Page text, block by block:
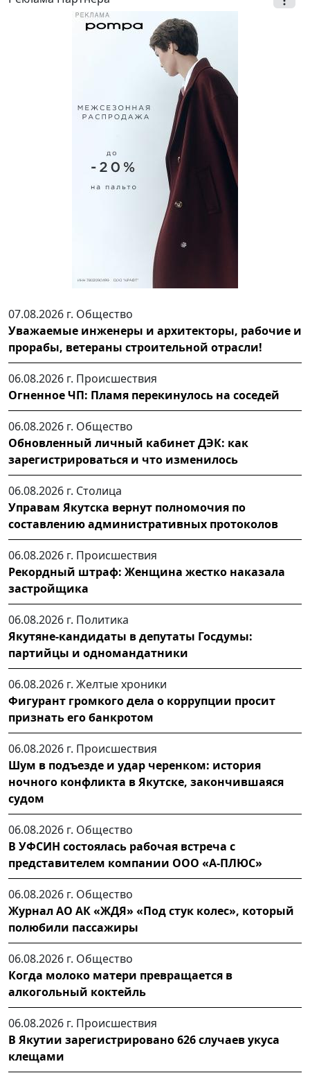
07.08.2026 г. Общество
Уважаемые инженеры и архитекторы, рабочие и
прорабы, ветераны строительной отрасли!
06.08.2026 г. Происшествия
Огненное ЧП: Пламя перекинулось на соседей
06.08.2026 г. Общество
Обновленный личный кабинет ДЭК: как
зарегистрироваться и что изменилось
06.08.2026 г. Столица
Управам Якутска вернут полномочия по
составлению административных протоколов
06.08.2026 г. Происшествия
Рекордный штраф: Женщина жестко наказала
застройщика
06.08.2026 г. Политика
Якутяне-кандидаты в депутаты Госдумы:
партийцы и одномандатники
06.08.2026 г. Желтые хроники
Фигурант громкого дела о коррупции просит
признать его банкротом
06.08.2026 г. Происшествия
Шум в подъезде и удар черенком: история
ночного конфликта в Якутске, закончившаяся
судом
06.08.2026 г. Общество
В УФСИН состоялась рабочая встреча с
представителем компании ООО «А-ПЛЮС»
06.08.2026 г. Общество
Журнал АО АК «ЖДЯ» «Под стук колес», который
полюбили пассажиры
06.08.2026 г. Общество
Когда молоко матери превращается в
алкогольный коктейль
06.08.2026 г. Происшествия
В Якутии зарегистрировано 626 случаев укуса
клещами